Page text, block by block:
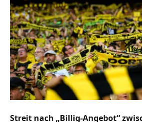
Streit nach „Billig-Angebot“